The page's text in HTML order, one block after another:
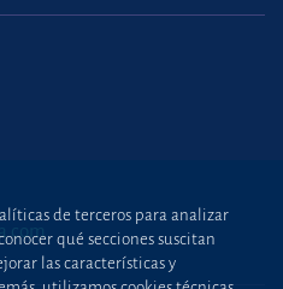
de terceros para analizar
qué secciones suscitan
las características y